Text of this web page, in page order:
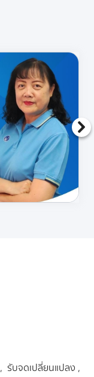
รับจดเปลี่ยนแปลง